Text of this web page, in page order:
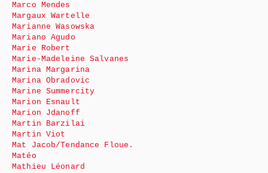
Marco Mendes
Margaux Wartelle
Marianne Wasowska
Mariano Agudo
Marie Robert
Marie-Madeleine Salvanes
Marina Margarina
Marina Obradovic
Marine Summercity
Marion Esnault
Marion Jdanoff
Martin Barzilai
Martin Viot
Mat Jacob/Tendance Floue.
Matéo
Mathieu Léonard